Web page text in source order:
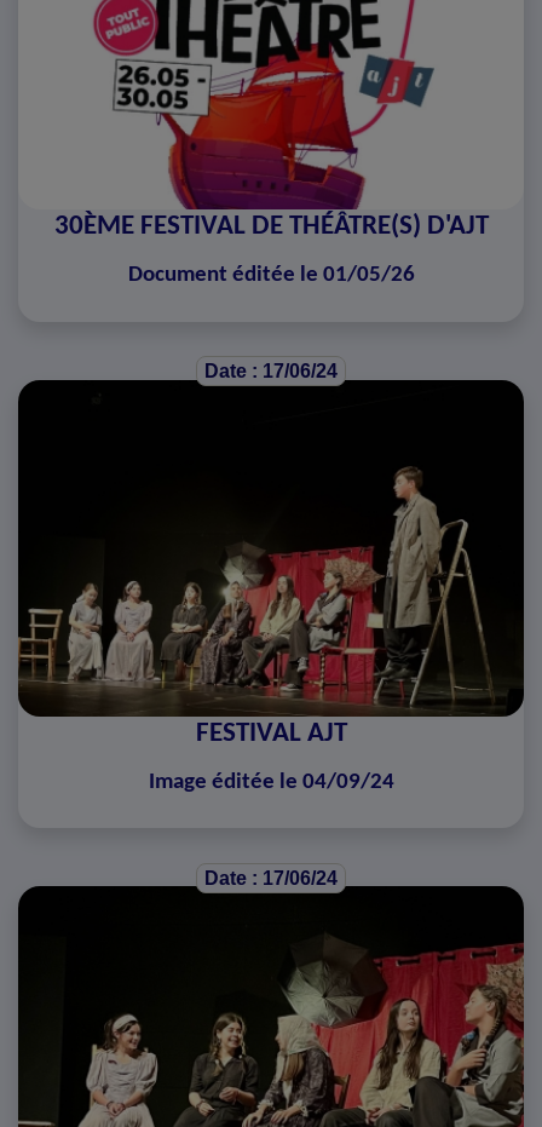
30ÈME FESTIVAL DE THÉÂTRE(S) D'AJT
Document éditée le 01/05/26
Date : 17/06/24
FESTIVAL AJT
Image éditée le 04/09/24
Date : 17/06/24